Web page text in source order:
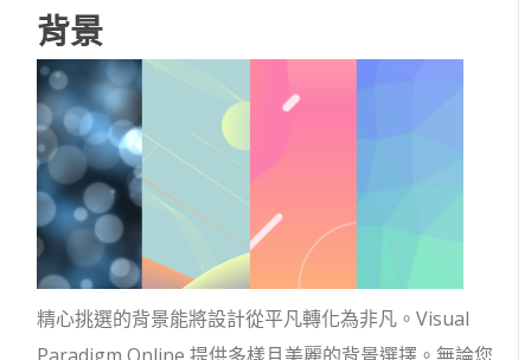
背景
精心挑選的背景能將設計從平凡轉化為非凡。Visual